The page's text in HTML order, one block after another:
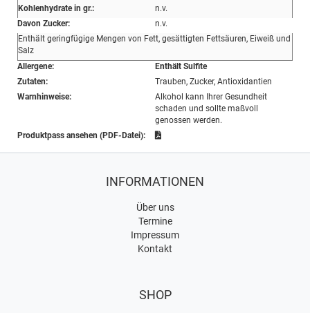
Kohlenhydrate in gr.:
n.v.
Davon Zucker:
n.v.
Enthält geringfügige Mengen von Fett, gesättigten Fettsäuren, Eiweiß und
Salz
Allergene:
Enthält Sulfite
Zutaten:
Trauben, Zucker, Antioxidantien
Warnhinweise:
Alkohol kann Ihrer Gesundheit
schaden und sollte maßvoll
genossen werden.
Produktpass ansehen (PDF-Datei):
INFORMATIONEN
Über uns
Termine
Impressum
Kontakt
SHOP